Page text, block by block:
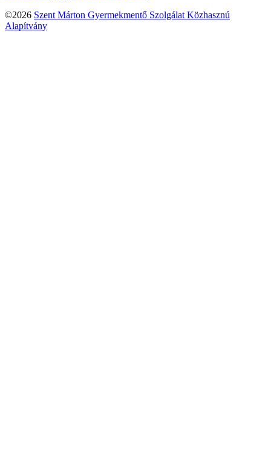
©2026 Szent Márton Gyermekmentő Szolgálat Közhasznú
Alapítvány